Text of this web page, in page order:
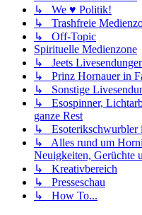
↳ We ♥ Politik!
↳ Trashfreie
↳ Off-Topic
Spirituelle Medienzone
↳ Jeets
↳ Prinz Hornauer in
↳ Sonstige
↳ Esospinner,
ganze Rest
↳ Esoterikschwurbler
↳ Alles rund um Horni
Neuigkeiten, Gerüchte
↳ Kreativbereich
↳ Presseschau
↳ How To...